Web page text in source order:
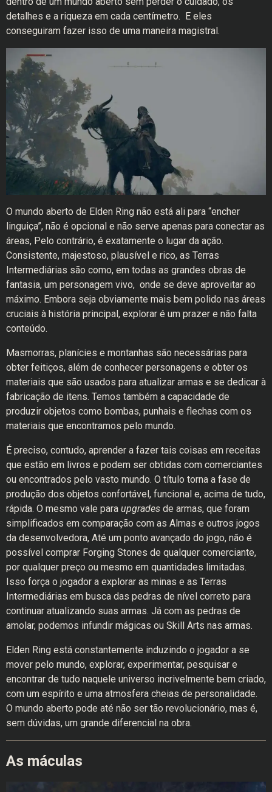
detalhes e a riqueza em cada centímetro. E eles
conseguiram fazer isso de uma maneira magistral.
O mundo aberto de Elden Ring não está ali para “encher
linguiça”, não é opcional e não serve apenas para conectar as
áreas, Pelo contrário, é exatamente o lugar da ação.
Consistente, majestoso, plausível e rico, as Terras
Intermediárias são como, em todas as grandes obras de
fantasia, um personagem vivo, onde se deve aproveitar ao
máximo. Embora seja obviamente mais bem polido nas áreas
cruciais à história principal, explorar é um prazer e não falta
conteúdo.
Masmorras, planícies e montanhas são necessárias para
obter feitiços, além de conhecer personagens e obter os
materiais que são usados ​​para atualizar armas e se dedicar à
fabricação de itens. Temos também a capacidade de
produzir objetos como bombas, punhais e flechas com os
materiais que encontramos pelo mundo.
É preciso, contudo, aprender a fazer tais coisas em receitas
que estão em livros e podem ser obtidas com comerciantes
ou encontrados pelo vasto mundo. O título torna a fase de
produção dos objetos confortável, funcional e, acima de tudo,
rápida. O mesmo vale para upgrades de armas, que foram
simplificados em comparação com as Almas e outros jogos
da desenvolvedora, Até um ponto avançado do jogo, não é
possível comprar Forging Stones de qualquer comerciante,
por qualquer preço ou mesmo em quantidades limitadas.
Isso força o jogador a explorar as minas e as Terras
Intermediárias em busca das pedras de nível correto para
continuar atualizando suas armas. Já com as pedras de
amolar, podemos infundir mágicas ou Skill Arts nas armas.
Elden Ring está constantemente induzindo o jogador a se
mover pelo mundo, explorar, experimentar, pesquisar e
encontrar de tudo naquele universo incrivelmente bem criado,
com um espírito e uma atmosfera cheias de personalidade.
O mundo aberto pode até não ser tão revolucionário, mas é,
sem dúvidas, um grande diferencial na obra.
As máculas